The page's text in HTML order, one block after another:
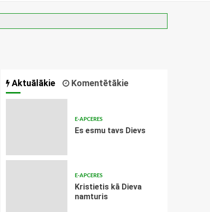
Aktuālākie Komentētākie
E-APCERES
Es esmu tavs Dievs
E-APCERES
Kristietis kā Dieva
namturis